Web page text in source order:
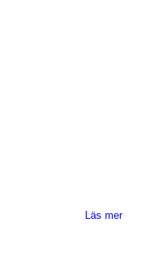
Läs mer